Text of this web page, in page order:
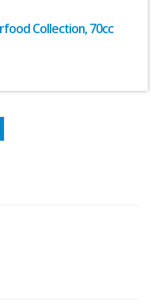
Collection, 70cc